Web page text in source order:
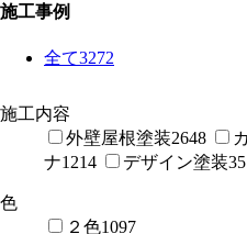
施工事例
全て3272
施工内容
外壁屋根塗装2648
ナ1214 デザイン塗装35
色
２色1097